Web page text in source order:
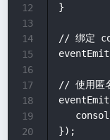
}
// 绑定
// 使用匿
});
12
13
14
15
16
17
18
19
20